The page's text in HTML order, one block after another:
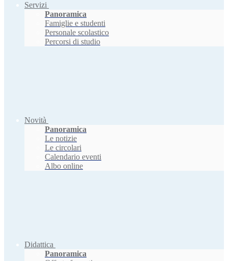
Servizi
Panoramica
Famiglie e studenti
Personale scolastico
Percorsi di studio
Novità
Panoramica
Le notizie
Le circolari
Calendario eventi
Albo online
Didattica
Panoramica